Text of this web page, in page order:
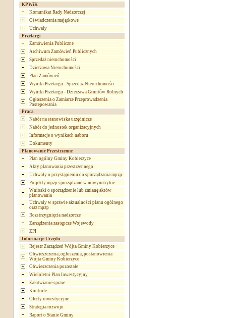
KPWiK
Komunikat Rady Nadzorczej
Oświadczenia majątkowe
Uchwały
Przetargi
Zamówienia Publiczne
Archiwum Zamówień Publicznych
Sprzedaż nieruchomości
Dzierżawa Nieruchomości
Plan Zamówień
Wyniki Przetargu - Sprzedaż Nieruchomości
Wyniki Przetargu - Dzierżawa Gruntów Rolnych
Ogłoszenia o Zamiarze Przeprowadzenia
Postępowania
Praca
Nabór na stanowiska urzędnicze
Nabór do jednostek organizacyjnych
Informacje o wynikach naboru
Dokumenty
Planowanie Przestrzenne
Plan ogólny Gminy Kobierzyce
Akty planowania przestrzennego
Uchwały o przystąpieniu do sporządzania mpzp
Projekty mpzp sporządzane w nowym trybie
Wnioski o sporządzenie lub zmianę aktów
planowania
Uchwały w sprawie aktualności planu ogólnego
oraz mpzp
Rozstrzygnięcia nadzorcze
Zarządzenia zastępcze Wojewody
ZPI
Informacje Urzędu
Rejestr Zarządzeń Wójta Gminy Kobierzyce
Obwieszczenia, ogłoszenia, postanowienia
Wójta Gminy Kobierzyce
Obwieszczenia pozostałe
Wieloletni Plan Inwestycyjny
Załatwianie spraw
Kontrole
Oferty inwestycyjne
Strategia rozwoju
Raport o Stanie Gminy